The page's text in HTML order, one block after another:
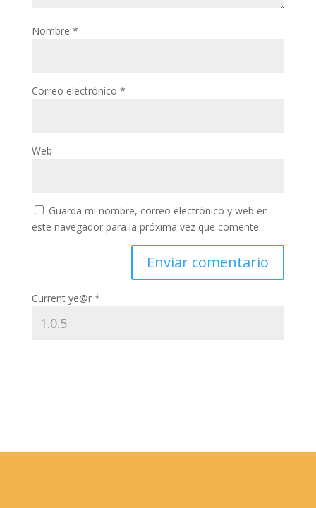
Nombre *
Correo electrónico *
Web
Guarda mi nombre, correo electrónico y web en
este navegador para la próxima vez que comente.
Current ye@r *